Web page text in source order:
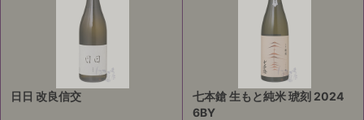
日日 改良信交
七本鎗 生もと純米 琥刻 2024
6BY